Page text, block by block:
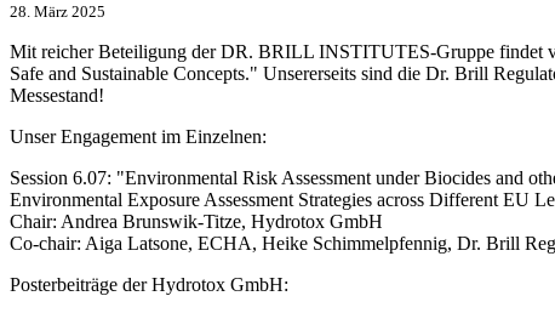
28. März 2025
Mit reicher Beteiligung der DR. BRILL INSTITUTES-Gruppe findet
Safe and Sustainable Concepts." Unsererseits sind die Dr. Brill
Messestand!
Unser Engagement im Einzelnen:
Session 6.07: "Environmental Risk Assessment under Biocides and
Environmental Exposure Assessment Strategies across Different EU
Chair: Andrea Brunswik-Titze, Hydrotox GmbH
Co-chair: Aiga Latsone, ECHA, Heike Schimmelpfennig, Dr. Brill
Posterbeiträge der Hydrotox GmbH: